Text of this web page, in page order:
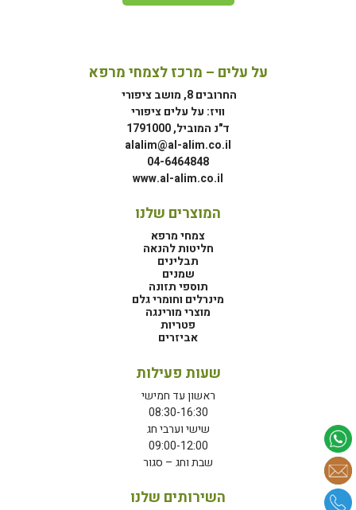
על עלים – מרכז לצמחי מרפא
החרובים 8, מושב ציפורי
וויז: על עלים ציפורי
ד"נ המוביל, 1791000
alalim@al-alim.co.il
04-6464848
www.al-alim.co.il
המוצרים שלנו
צמחי מרפא
חליטות להנאה
תבלינים
שמנים
תוספי תזונה
מינרלים וחומרי גלם
מוצרי מורינגה
פטריות
אביזרים
שעות פעילות
ראשון עד חמישי
08:30-16:30
שישי וערבי חג
09:00-12:00
שבת וחג – סגור
השירותים שלנו